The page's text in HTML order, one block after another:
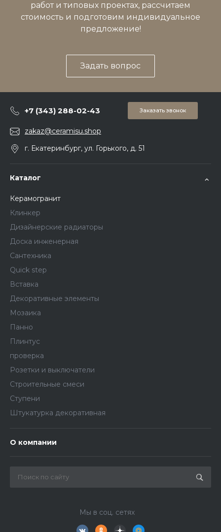
работ и типовых проектах, рассчитаем
стоимость и подготовим индивидуальное
предложение!
Задать вопрос
+7 (343) 288-02-43 Заказать звонок
zakaz@ceramisu.shop
г. Екатеринбург, ул. Горького, д. 51
Каталог
Керамогранит
Клинкер
Дизайнерские радиаторы
Доска инженерная
Сантехника
Quick step
Вставка
Декоративные элементы
Мозаика
Панно
Плинтус
проверка
Розетки и выключатели
Строительные смеси
Ступени
Штукатурка декоративная
О компании
Мы в соц. сетях